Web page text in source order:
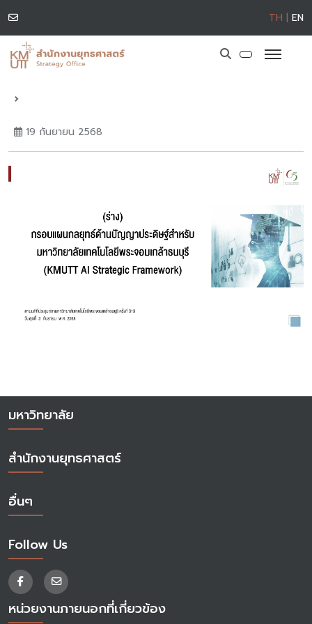
TH | EN
19 กันยายน 2568
มหาวิทยาลัย
สำนักงานยุทธศาสตร์
อื่นๆ
Follow Us
หน่วยงานภายนอกที่เกี่ยวข้อง